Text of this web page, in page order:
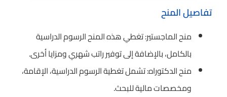
تفاصيل المنح
منح الماجستير: تغطي هذه المنح الرسوم الدراسية
بالكامل، بالإضافة إلى توفير راتب شهري ومزايا أخرى.
منح الدكتوراه: تشمل تغطية الرسوم الدراسية، الإقامة،
ومخصصات مالية للبحث.